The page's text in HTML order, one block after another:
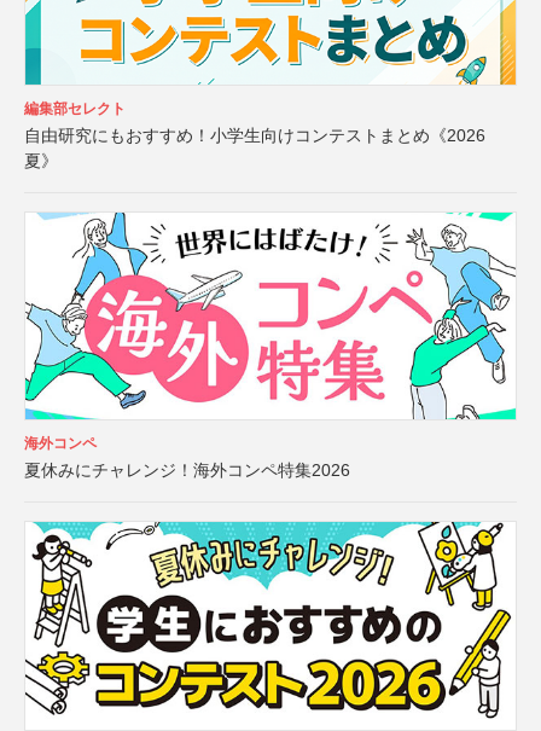
編集部セレクト
自由研究にもおすすめ！小学生向けコンテストまとめ《2026
夏》
海外コンペ
夏休みにチャレンジ！海外コンペ特集2026